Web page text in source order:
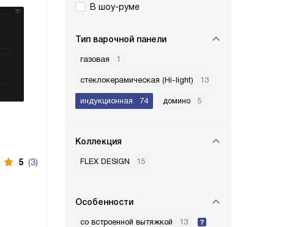
В шоу-руме
Тип варочной панели
газовая 1
стеклокерамическая (Hi-light) 13
индукционная 74 домино 5
Коллекция
FLEX DESIGN 15
Особенности
со встроенной вытяжкой 13
5 (3)